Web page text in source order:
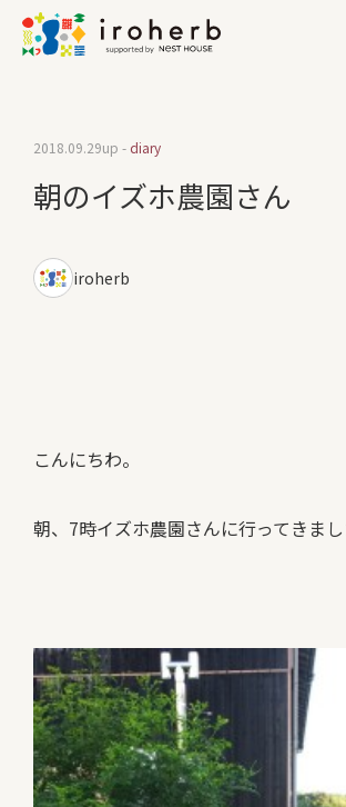
朝のイズホ農園さん
2018.09.29up - diary
iroherb
こんにちわ。
朝、7時イズホ農園さんに行ってきまし